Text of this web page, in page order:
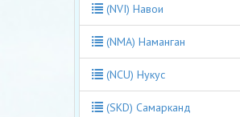
(NVI) Навои
(NMA) Наманган
(NCU) Нукус
(SKD) Самарканд